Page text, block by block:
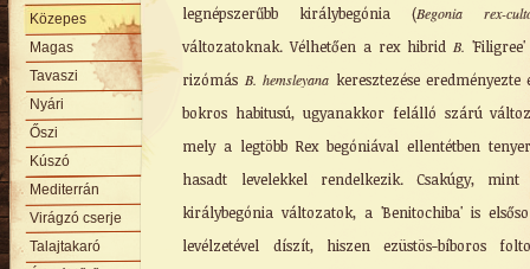
legnépszerűbb királybegónia (Begonia rex-
változatoknak. Vélhetően a rex hibrid B.
rizómás B. hemsleyana keresztezése eredményezte
bokros habitusú, ugyanakkor felálló szárú
mely a legtöbb Rex begóniával ellentétben
hasadt levelekkel rendelkezik. Csakúgy, mint
királybegónia változatok, a 'Benitochiba' is
levélzetével díszít, hiszen ezüstös-bíboros
Közepes
Magas
Tavaszi
Nyári
Őszi
Kúszó
Mediterrán
Virágzó cserje
Talajtakaró